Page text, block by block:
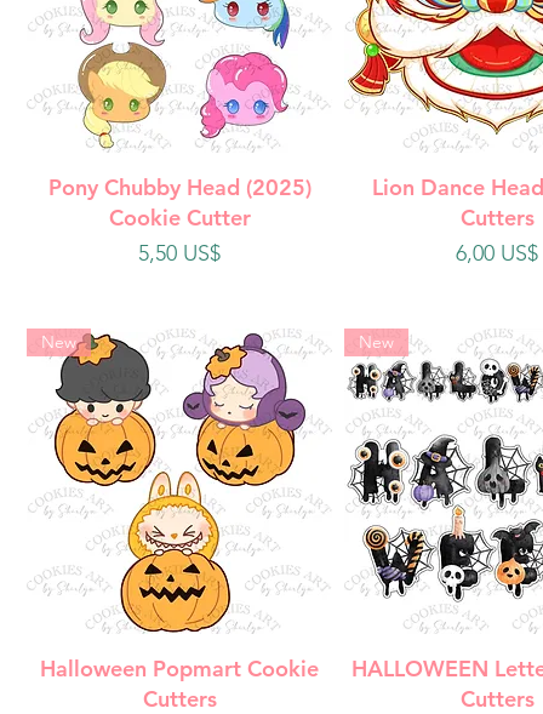
Vista rápida
Pony Chubby Head (2025)
Cookie Cutter
Precio
5,50 US$
Vista
Lion Dance
Cutters
Precio
6,00 US$
Vista rápida
New
Halloween Popmart Cookie
Cutters
Vista
New
HALLOWEEN
Cutters